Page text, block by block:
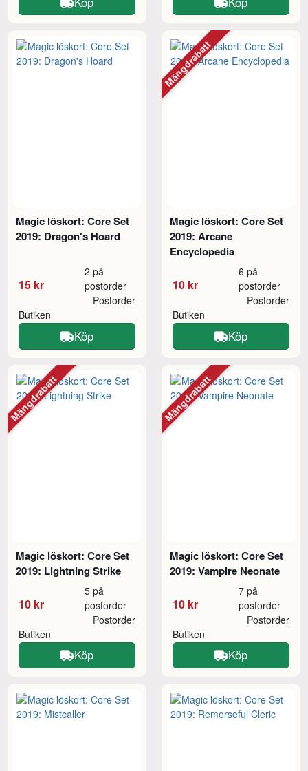
Magic löskort: Core Set
2019: Dragon's Hoard
15 kr
2 på
postorder
Butiken
Postorder
Köp
Magic löskort: Core Set
2019: Arcane
Encyclopedia
10 kr
6 på
postorder
Butiken
Postorder
Köp
Mängdrabatt
Magic löskort: Core Set
2019: Lightning Strike
10 kr
5 på
postorder
Butiken
Postorder
Köp
Mängdrabatt
Magic löskort: Core Set
2019: Vampire Neonate
10 kr
7 på
postorder
Butiken
Postorder
Köp
Mängdrabatt